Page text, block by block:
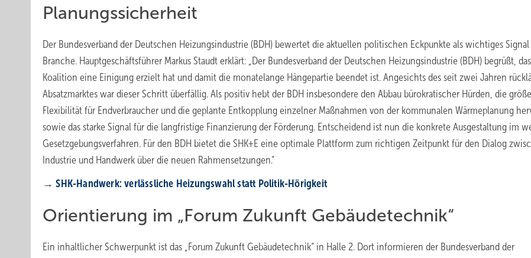
Planungssicherheit
Der Bundesverband der Deutschen Heizungsindustrie (BDH) bewertet die aktuellen politischen Eckpunkte als wichtiges
Branche. Hauptgeschäftsführer Markus Staudt erklärt: „Der Bundesverband der Deutschen Heizungsindustrie (BDH) begrüßt,
Koalition eine Einigung erzielt hat und damit die monatelange Hängepartie beendet ist. Angesichts des seit zwei Jahren
Absatzmarktes war dieser Schritt überfällig. Als positiv hebt der BDH insbesondere den Abbau bürokratischer Hürden, die
Flexibilität für Endverbraucher und die geplante Entkopplung einzelner Maßnahmen von der kommunalen Wärmeplanung
sowie das starke Signal für die langfristige Finanzierung der Förderung. Entscheidend ist nun die konkrete Ausgestaltung im
Gesetzgebungsverfahren. Für den BDH bietet die SHK+E eine optimale Plattform zum richtigen Zeitpunkt für den Dialog
Industrie und Handwerk über die neuen Rahmensetzungen.“
→SHK-Handwerk: ver­läss­li­che Hei­zungs­wahl statt Po­li­tik-Hö­rig­keit
Orientierung im „Forum Zukunft Gebäudetechnik“
Ein inhaltlicher Schwerpunkt ist das „Forum Zukunft Gebäudetechnik“ in Halle 2. Dort informieren der Bundesverband der